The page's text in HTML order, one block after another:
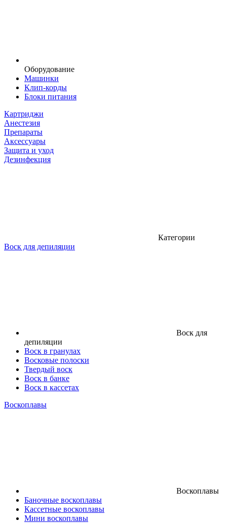
Оборудование
Машинки
Клип-корды
Блоки питания
Картриджи
Анестезия
Препараты
Аксессуары
Защита и уход
Дезинфекция
Категории
Воск для депиляции
Воск для
депиляции
Воск в гранулах
Восковые полоски
Твердый воск
Воск в банке
Воск в кассетах
Воскоплавы
Воскоплавы
Баночные воскоплавы
Кассетные воскоплавы
Мини воскоплавы